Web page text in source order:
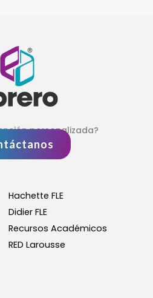
personalizada?
Hachette FLE
Didier FLE
Recursos Académicos
RED Larousse